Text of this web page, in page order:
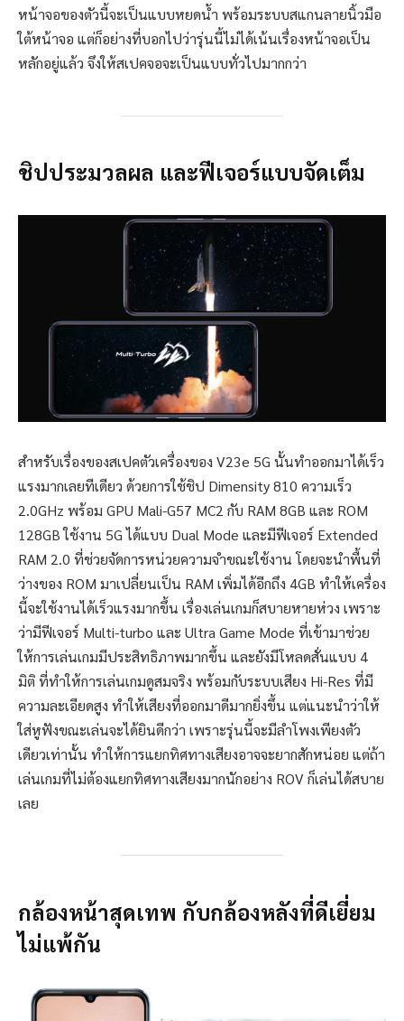
หน้าจอของตัวนี้จะเป็นแบบหยดน้ำ พร้อมระบบสแกนลายนิ้วมือ
ใต้หน้าจอ แต่ก็อย่างที่บอกไปว่ารุ่นนี้ไม่ได้เน้นเรื่องหน้าจอเป็น
หลักอยู่แล้ว จึงให้สเปคจอจะเป็นแบบทั่วไปมากกว่า
ชิปประมวลผล และฟีเจอร์แบบจัดเต็ม
สำหรับเรื่องของสเปคตัวเครื่องของ V23e 5G นั้นทำออกมาได้เร็ว
แรงมากเลยทีเดียว ด้วยการใช้ชิป Dimensity 810 ความเร็ว
2.0GHz พร้อม GPU Mali-G57 MC2 กับ RAM 8GB และ ROM
128GB ใช้งาน 5G ได้แบบ Dual Mode และมีฟีเจอร์ Extended
RAM 2.0 ที่ช่วยจัดการหน่วยความจำขณะใช้งาน โดยจะนำพื้นที่
ว่างของ ROM มาเปลี่ยนเป็น RAM เพิ่มได้อีกถึง 4GB ทำให้เครื่อง
นี้จะใช้งานได้เร็วแรงมากขึ้น เรื่องเล่นเกมก็สบายหายห่วง เพราะ
ว่ามีฟีเจอร์ Multi-turbo และ Ultra Game Mode ที่เข้ามาช่วย
ให้การเล่นเกมมีประสิทธิภาพมากขึ้น และยังมีโหลดสั่นแบบ 4
มิติ ที่ทำให้การเล่นเกมดูสมจริง พร้อมกับระบบเสียง Hi-Res ที่มี
ความละเอียดสูง ทำให้เสียงที่ออกมาดีมากยิ่งขึ้น แต่แนะนำว่าให้
ใส่หูฟังขณะเล่นจะได้ยินดีกว่า เพราะรุ่นนี้จะมีลำโพงเพียงตัว
เดียวเท่านั้น ทำให้การแยกทิศทางเสียงอาจจะยากสักหน่อย แต่ถ้า
เล่นเกมที่ไม่ต้องแยกทิศทางเสียงมากนักอย่าง ROV ก็เล่นได้สบาย
เลย
กล้องหน้าสุดเทพ กับกล้องหลังที่ดีเยี่ยม
ไม่แพ้กัน